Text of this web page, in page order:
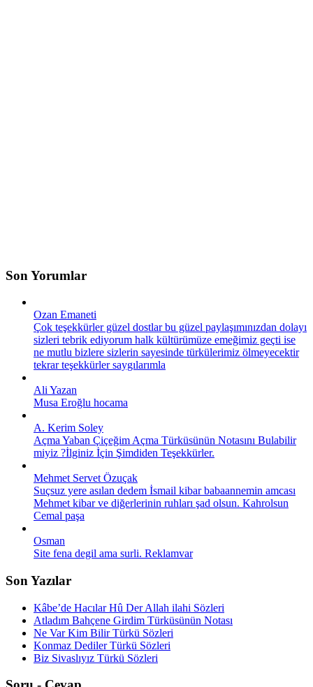
Son Yorumlar
Ozan Emaneti
Çok teşekkürler güzel dostlar bu güzel paylaşımınızdan dolayı
sizleri tebrik ediyorum halk kültürümüze emeğimiz geçti ise
ne mutlu bizlere sizlerin sayesinde türkülerimiz ölmeyecektir
tekrar teşekkürler saygılarımla
Ali Yazan
Musa Eroğlu hocama
A. Kerim Soley
Açma Yaban Çiçeğim Açma Türküsünün Notasını Bulabilir
miyiz ?İlginiz İçin Şimdiden Teşekkürler.
Mehmet Servet Özuçak
Suçsuz yere asılan dedem İsmail kibar babaannemin amcası
Mehmet kibar ve diğerlerinin ruhları şad olsun. Kahrolsun
Cemal paşa
Osman
Site fena degil ama surli. Reklamvar
Son Yazılar
Kâbe’de Hacılar Hû Der Allah ilahi Sözleri
Atladım Bahçene Girdim Türküsünün Notası
Ne Var Kim Bilir Türkü Sözleri
Konmaz Dediler Türkü Sözleri
Biz Sivaslıyız Türkü Sözleri